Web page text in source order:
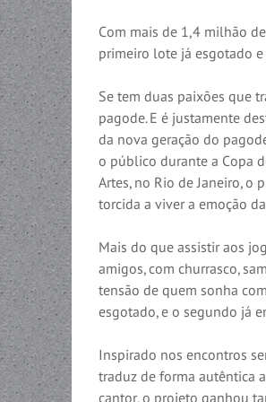
Com mais de 1,4 milhão
primeiro lote já esgotado
Se tem duas paixões que
pagode. E é justamente
da nova geração do
o público durante a Copa
Artes, no Rio de Janeiro,
torcida a viver a emoção
Mais do que assistir aos
amigos, com churrasco,
tensão de quem sonha
esgotado, e o segundo já
Inspirado nos encontros
traduz de forma autêntica
cantor, o projeto ganhou